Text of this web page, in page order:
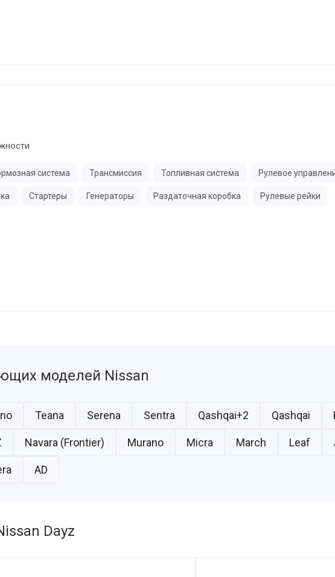
система Трансмиссия Топливная система Рулевое
Стартеры Генераторы Раздаточная коробка Рулевые рейки
моделей Nissan
Teana Serena Sentra Qashqai+2 Qashqai
Navara (Frontier) Murano Micra March Leaf
AD
Dayz